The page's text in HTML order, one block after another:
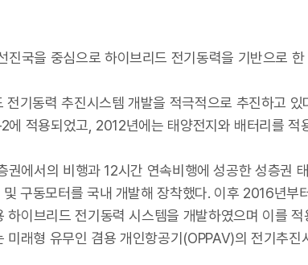
국을 중심으로 하이브리드 전기동력을 기반으로
기동력 추진시스템 개발을 적극적으로 추진하고
적용되었고, 2012년에는 태양전지와 배터리를
에서의 비행과 12시간 연속비행에 성공한 성층권
구동모터를 국내 개발해 장착했다. 이후 2016년
이브리드 전기동력 시스템을 개발하였으며 이를
래형 유무인 겸용 개인항공기(OPPAV)의 전기추